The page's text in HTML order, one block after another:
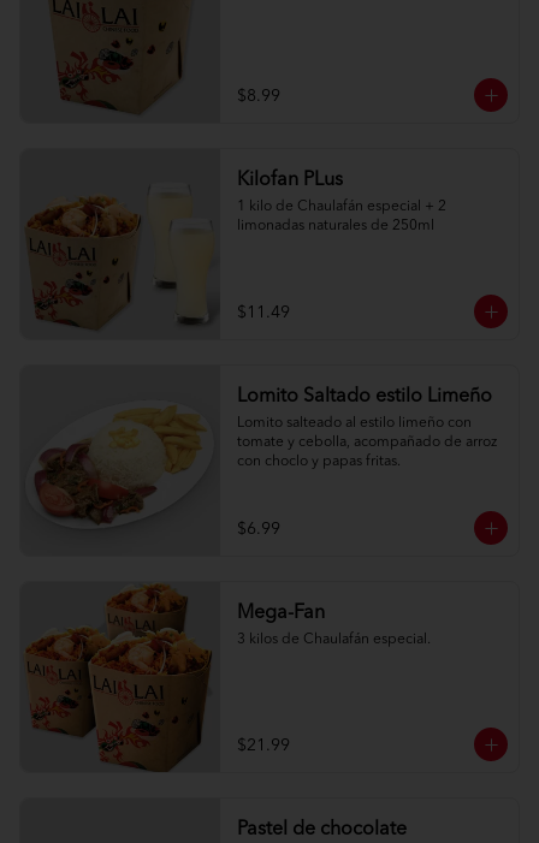
$8.99
Kilofan PLus
1 kilo de Chaulafán especial + 2
limonadas naturales de 250ml
$11.49
Lomito Saltado estilo Limeño
Lomito salteado al estilo limeño con
tomate y cebolla, acompañado de arroz
con choclo y papas fritas.
$6.99
Mega-Fan
3 kilos de Chaulafán especial.
$21.99
Pastel de chocolate